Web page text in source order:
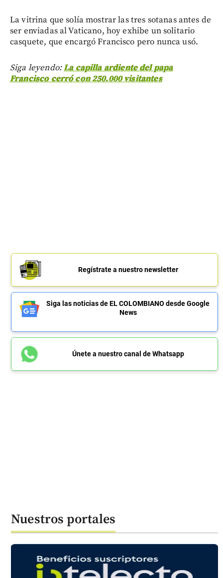
La vitrina que solía mostrar las tres sotanas antes de
ser enviadas al Vaticano, hoy exhibe un solitario
casquete, que encargó Francisco pero nunca usó.
Siga leyendo:La capilla ardiente del papa
Francisco cerró con 250.000 visitantes
Regístrate a nuestro newsletter
Siga las noticias de EL COLOMBIANO desde Google
News
Únete a nuestro canal de Whatsapp
Nuestros portales